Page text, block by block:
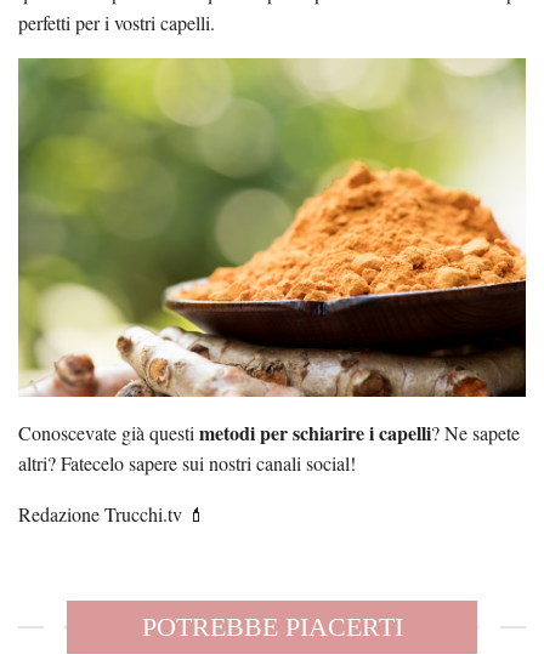
perfetti per i vostri capelli.
Conoscevate già questi metodi per schiarire i capelli? Ne sapete
altri? Fatecelo sapere sui nostri canali social!
Redazione Trucchi.tv 💄
POTREBBE PIACERTI